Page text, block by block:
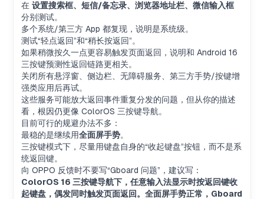
在 设置搜索框、短信/备忘录、浏览器地址栏、微信输入框
分别测试。
多个系统/第三方 App 都复现，说明是系统级。
测试“轻点返回”和“稍长按返回”。
如果稍微按久一点更容易触发页面返回，说明和 Android 16
三按键预测性返回链路更相关。
关闭所有悬浮窗、侧边栏、无障碍服务、第三方手势/按键增
强类应用后再试。
这些服务可能放大返回事件重复分发的问题，但从你的描述
看，根因仍更像 ColorOS 三按键导航。
目前可行的规避办法不多：
最稳的是继续用全面屏手势。
三按键模式下，尽量用键盘自身的“收起键盘”按钮，而不是系
统返回键。
向 OPPO 反馈时不要写“Gboard 问题”，建议写：
ColorOS 16 三按键导航下，任意输入法显示时按返回键收
起键盘，偶发同时触发页面返回。全面屏手势正常，Gboard